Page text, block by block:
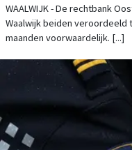
WAALWIJK - De rechtbank
Waalwijk beiden veroordeeld
maanden voorwaardelijk. [...]